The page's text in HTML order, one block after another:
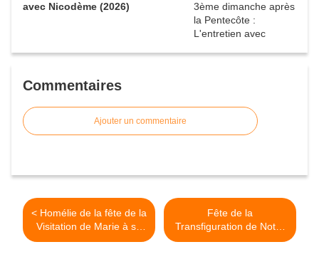
avec Nicodème (2026)
Commentaires
Ajouter un commentaire
< Homélie de la fête de la
Visitation de Marie à sa
cousine Elisabeth (2023)
Fête de la
Transfiguration de Notre
Seigneur Jésus-Christ